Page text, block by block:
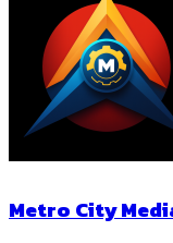
Metro City